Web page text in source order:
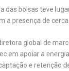
das bolsas teve
a presença de cerca
global de
em apoiar a
e retenção